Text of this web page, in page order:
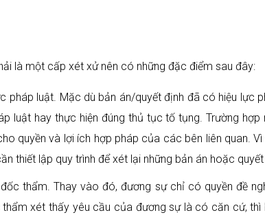
là một cấp xét xử nên có những đặc điểm sau đây:
luật. Mặc dù bản án/quyết định đã có hiệu lực
hay thực hiện đúng thủ tục tố tụng. Trường hợp
quyền và lợi ích hợp pháp của các bên liên quan. Vì
thiết lập quy trình để xét lại những bản án hoặc quyết
thẩm. Thay vào đó, đương sự chỉ có quyền đề
xét thấy yêu cầu của đương sự là có căn cứ, thì